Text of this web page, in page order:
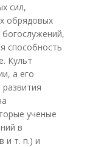
сил,
обрядовых
способность
Культ
а его
ученые
в
и т. п.) и